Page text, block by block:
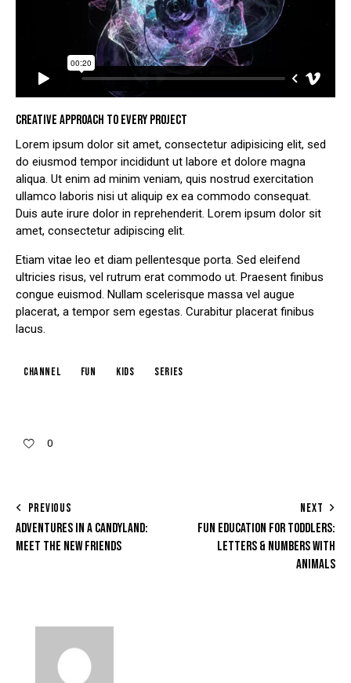
CREATIVE APPROACH TO EVERY PROJECT
Lorem ipsum dolor sit amet, consectetur adipisicing elit, sed
do eiusmod tempor incididunt ut labore et dolore magna
aliqua. Ut enim ad minim veniam, quis nostrud exercitation
ullamco laboris nisi ut aliquip ex ea commodo consequat.
Duis aute irure dolor in reprehenderit. Lorem ipsum dolor sit
amet, consectetur adipiscing elit.
Etiam vitae leo et diam pellentesque porta. Sed eleifend
ultricies risus, vel rutrum erat commodo ut. Praesent finibus
congue euismod. Nullam scelerisque massa vel augue
placerat, a tempor sem egestas. Curabitur placerat finibus
lacus.
channel fun kids series
0
PREVIOUS
ADVENTURES IN A CANDYLAND:
MEET THE NEW FRIENDS
NEXT
FUN EDUCATION FOR TODDLERS:
LETTERS & NUMBERS WITH
ANIMALS